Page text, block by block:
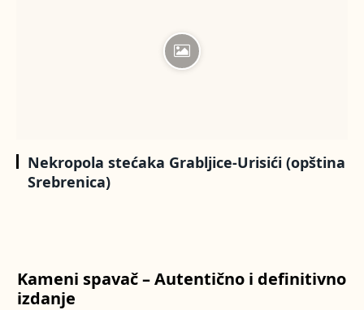
Nekropola stećaka Grabljice-Urisići (opština
Srebrenica)
Kameni spavač – Autentično i definitivno
izdanje